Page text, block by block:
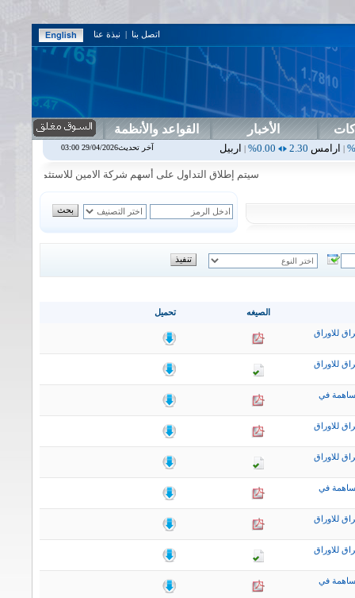
اتصل بنا | نبذة عنا
الأخبار القواعد والأنظمة
0.00%
|اربيل0.00
0.00%
0.00%
|اسفنج1.87
سيتم إطلاق التداول على أسهم شركة الامين للاستثمار المالي في
تحميل الصيغه
للاوراق
للاوراق
في
للاوراق
للاوراق
في
للاوراق
للاوراق
في